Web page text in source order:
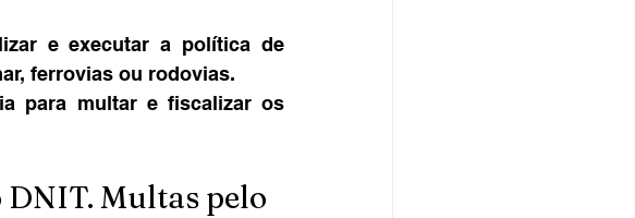
e executar a política de
ferrovias ou rodovias.
para multar e fiscalizar os
DNIT. Multas pelo